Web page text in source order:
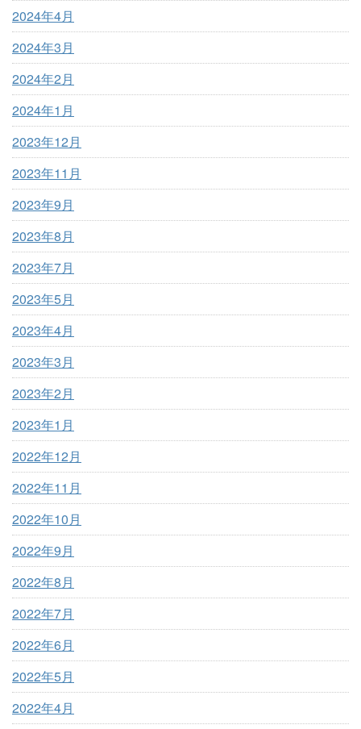
2024年4月
2024年3月
2024年2月
2024年1月
2023年12月
2023年11月
2023年9月
2023年8月
2023年7月
2023年5月
2023年4月
2023年3月
2023年2月
2023年1月
2022年12月
2022年11月
2022年10月
2022年9月
2022年8月
2022年7月
2022年6月
2022年5月
2022年4月